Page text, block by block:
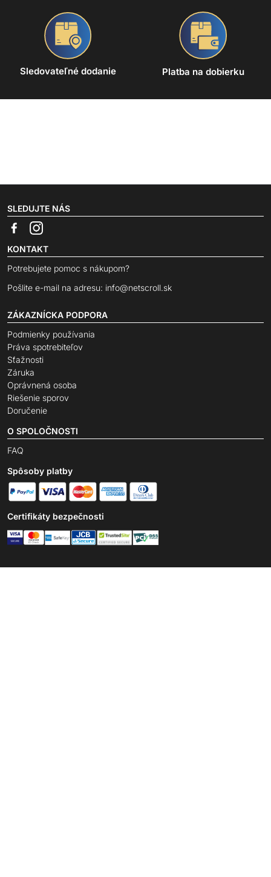
Sledovateľné dodanie Platba na dobierku
SLEDUJTE NÁS
KONTAKT
Potrebujete pomoc s nákupom?
Pošlite e-mail na adresu: info@netscroll.sk
ZÁKAZNÍCKA PODPORA
Podmienky používania
Práva spotrebiteľov
Sťažnosti
Záruka
Oprávnená osoba
Riešenie sporov
Doručenie
O SPOLOČNOSTI
FAQ
Spôsoby platby
Certifikáty bezpečnosti